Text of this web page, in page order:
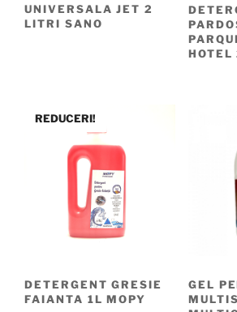
UNIVERSALA JET 2
LITRI SANO
REDUCERI!
DETERGENT GRESIE
FAIANTA 1L MOPY
GEL